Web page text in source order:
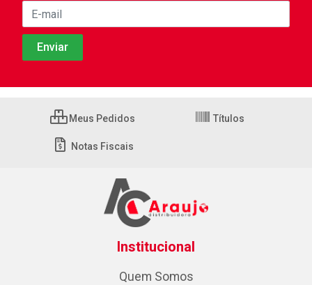
Meus Pedidos Títulos
Notas Fiscais
Institucional
Quem Somos